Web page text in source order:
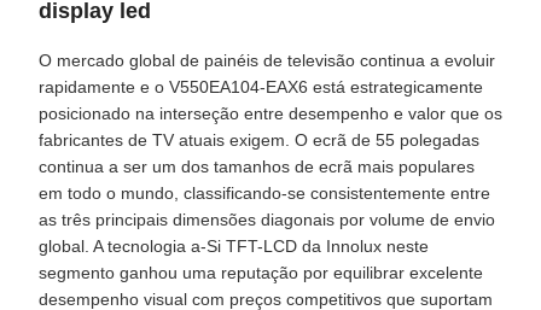
display led
O mercado global de painéis de televisão continua a evoluir
rapidamente e o V550EA104-EAX6 está estrategicamente
posicionado na interseção entre desempenho e valor que os
fabricantes de TV atuais exigem. O ecrã de 55 polegadas
continua a ser um dos tamanhos de ecrã mais populares
em todo o mundo, classificando-se consistentemente entre
as três principais dimensões diagonais por volume de envio
global. A tecnologia a-Si TFT-LCD da Innolux neste
segmento ganhou uma reputação por equilibrar excelente
desempenho visual com preços competitivos que suportam